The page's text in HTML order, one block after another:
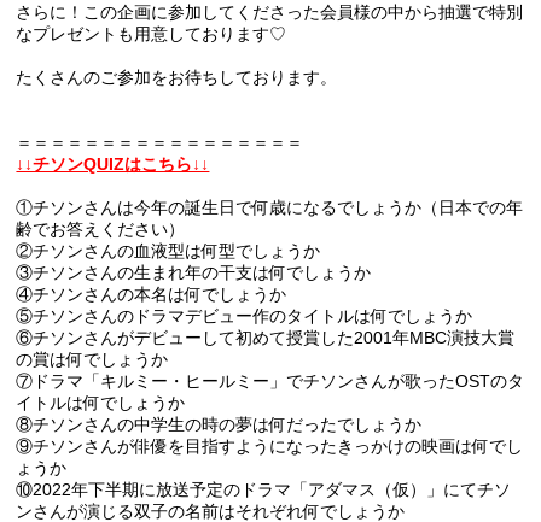
さらに！この企画に参加してくださった会員様の中から抽選で特別
なプレゼントも用意しております♡
たくさんのご参加をお待ちしております。
＝＝＝＝＝＝＝＝＝＝＝＝＝＝＝＝＝
↓↓チソンQUIZはこちら↓↓
①チソンさんは今年の誕生日で何歳になるでしょうか（日本での年
齢でお答えください）
②チソンさんの血液型は何型でしょうか
③チソンさんの生まれ年の干支は何でしょうか
④チソンさんの本名は何でしょうか
⑤チソンさんのドラマデビュー作のタイトルは何でしょうか
⑥チソンさんがデビューして初めて授賞した2001年MBC演技大賞
の賞は何でしょうか
⑦ドラマ「キルミー・ヒールミー」でチソンさんが歌ったOSTのタ
イトルは何でしょうか
⑧チソンさんの中学生の時の夢は何だったでしょうか
⑨チソンさんが俳優を目指すようになったきっかけの映画は何でし
ょうか
⑩2022年下半期に放送予定のドラマ「アダマス（仮）」にてチソ
ンさんが演じる双子の名前はそれぞれ何でしょうか